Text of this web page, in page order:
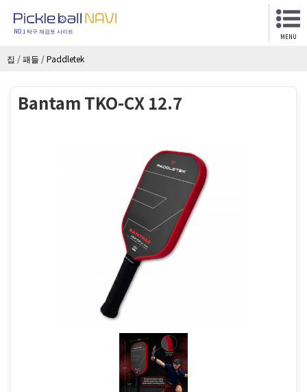
NO.1 탁구 재검토 사이트
MENU
집 /패들 /Paddletek
Bantam TKO-CX 12.7